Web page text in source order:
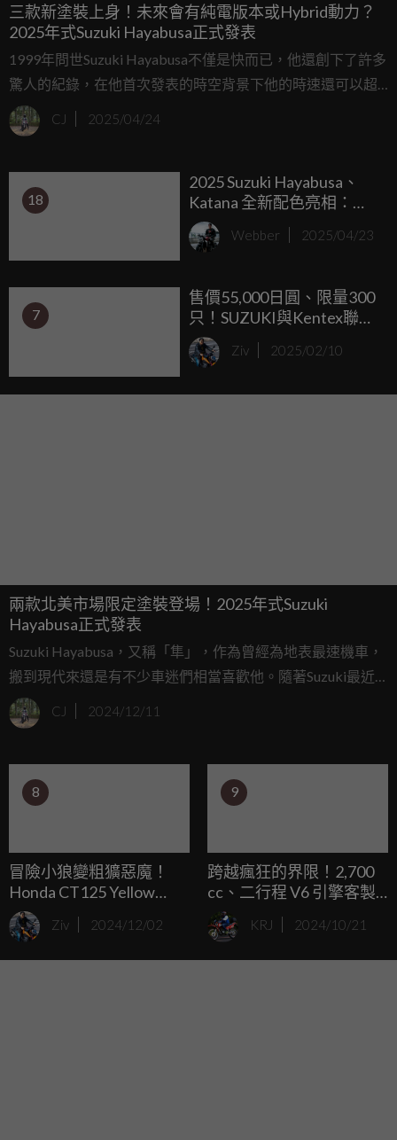
三款新塗裝上身！未來會有純電版本或Hybrid動力？
2025年式Suzuki Hayabusa正式發表
1999年問世Suzuki Hayabusa不僅是快而已，他還創下了許多
驚人的紀錄，在他首次發表的時空背景下他的時速還可以超
過300km/h真的是相當驚人的成績。一直到了Euro 4的環保法
規頒布後，讓Suzuki不得已只少減少他的生產甚至在部門區
新帶到市場上。到了2025年，Suzuki Hayabusa的傳奇依舊延
續著。
CJ 2025/04/24
18
2025 Suzuki Hayabusa、
Katana 全新配色亮相：鋼
綠鷹眼、藍銅武士，經典
再進化Webber 2025/04/23
7
售價55,000日圓、限量300
只！SUZUKI與Kentex聯名
推出Hayabusa、Katana限
量手錶Ziv 2025/02/10
兩款北美市場限定塗裝登場！2025年式Suzuki
Hayabusa正式發表
Suzuki Hayabusa，又稱「隼」，作為曾經為地表最速機車，
搬到現代來還是有不少車迷們相當喜歡他。隨著Suzuki最近
在北美市場一次推出了2025年式的Hayabusa，而且北美市場
新年式的Hayabusa迎來了和日本市場塗裝不同的車型，趕快
CJ 2024/12/11
8
冒險小狼變粗獷惡魔！
Honda CT125 Yellow
Diabolus by.K-Speed
Ziv 2024/12/02
9
跨越瘋狂的界限！2,700
cc、二行程 V6 引擎客製
版 Hayabusa 正在成形
KRJ 2024/10/21